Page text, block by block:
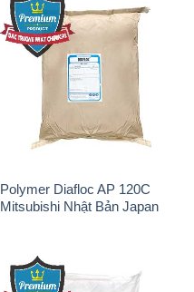
Polymer Diafloc AP 120C
Mitsubishi Nhật Bản Japan